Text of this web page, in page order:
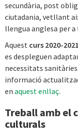
secundària, post
ciutadania, vetllant
llengua anglesa per
Aquest curs 2020-2021
es despleguen
necessitats
informació
en aquest enllaç.
Treball amb el
culturals